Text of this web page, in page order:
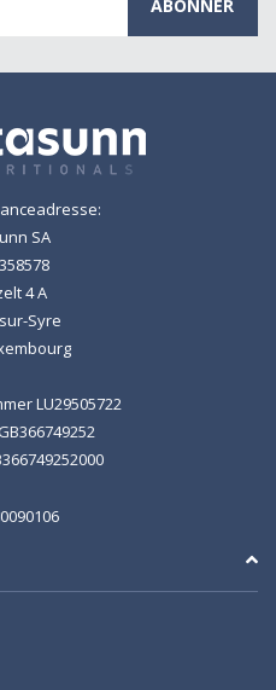
SA
4 A
Syre
LU29505722